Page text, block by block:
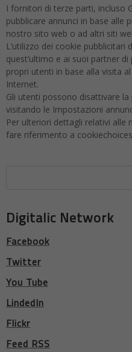
I fornitori di terze parti, incluso
pubblicare annunci in base alle
nostro sito web o ad altri siti
L’utilizzo dei cookie
quest’ultimo e ai suoi partner
propri utenti in base alla visita
Internet.
Gli utenti possono disattivare
visitando le Impostazioni
Per ulteriori dettagli relativi alle
fare riferimento a
Digitalic Network
Facebook
Twitter
You Tube
LindedIn
Flickr
Feed RSS